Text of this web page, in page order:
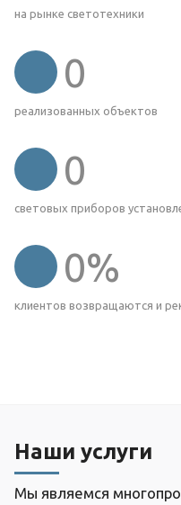
на рынке светотехники
0
реализованных объектов
0
световых приборов
0%
клиентов возвращаются и
Наши услуги
Мы являемся